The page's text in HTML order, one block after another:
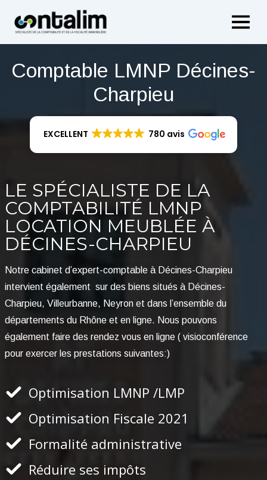
Comptable LMNP Décines-
Charpieu
EXCELLENT 780 avis
LE SPÉCIALISTE DE LA
COMPTABILITÉ LMNP
LOCATION MEUBLÉE À
DÉCINES-CHARPIEU
Notre cabinet d’expert-comptable à Décines-Charpieu
intervient également sur des biens situés à Décines-
Charpieu, Villeurbanne, Neyron et dans l’ensemble du
départements du Rhône et en ligne. Nous pouvons
également faire des rendez vous en ligne ( visioconférence
pour exercer les prestations suivantes:)
Optimisation LMNP /LMP
Optimisation Fiscale 2021
Formalité administrative
Réduire ses impôts